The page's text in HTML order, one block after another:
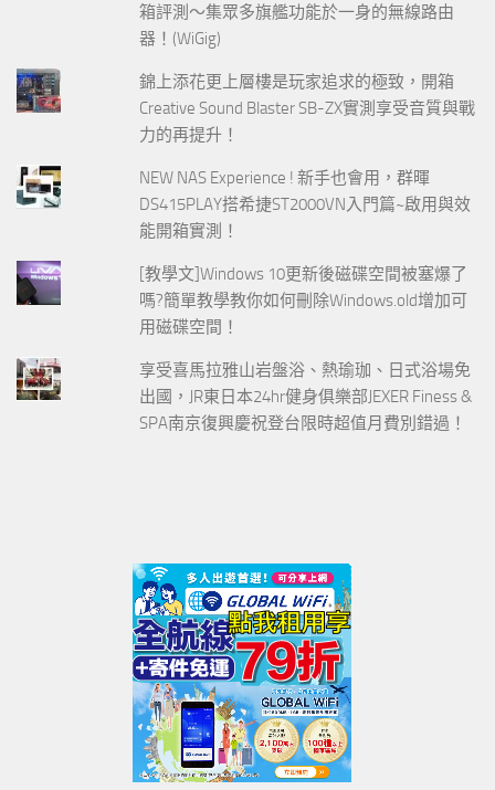
箱評測～集眾多旗艦功能於一身的無線路由
器！(WiGig)
錦上添花更上層樓是玩家追求的極致，開箱
Creative Sound Blaster SB-ZX實測享受音質與戰
力的再提升！
NEW NAS Experience ! 新手也會用，群暉
DS415PLAY搭希捷ST2000VN入門篇~啟用與效
能開箱實測！
[教學文]Windows 10更新後磁碟空間被塞爆了
嗎?簡單教學教你如何刪除Windows.old增加可
用磁碟空間！
享受喜馬拉雅山岩盤浴、熱瑜珈、日式浴場免
出國，JR東日本24hr健身俱樂部JEXER Finess &
SPA南京復興慶祝登台限時超值月費別錯過！